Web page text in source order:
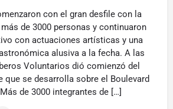
con el gran desfile con la
de 3000 personas y continuaron
con actuaciones artísticas y una
alusiva a la fecha. A las
Voluntarios dió comienzó del
que se desarrolla sobre el Boulevard
de 3000 integrantes de […]